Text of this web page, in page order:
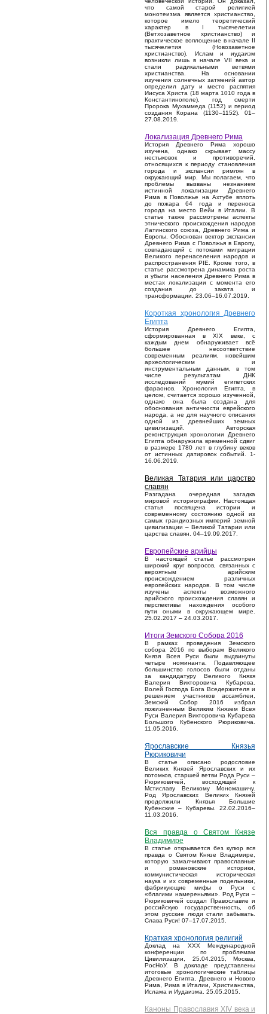
что самой старой религией
монотеизма является христианство,
которое имело теоретический
характер в I тысячелетии
(Ветхозаветное христианство) и
практическое воплощение в начале II
тысячелетия (Новозаветное
христианство). Ислам и иудаизм
возникли лишь в начале VII века и
стали радикальными ветвями
христианства. На основании
изучения солнечных затмений автор
определил дату и место распятия
Иисуса Христа (18 марта 1010 года в
Константинополе), год смерти
Пророка Мухаммеда (1152) и период
создания Корана (1130–1152). 01–
27.08.2019.
Локализация Древнего Рима
История Древнего Рима хорошо
изучена, однако скрывает массу
нестыковок и противоречий,
относящихся к периоду становления
города и экспансии римлян в
окружающий мир. Мы полагаем, что
проблемы вызваны незнанием
истинной локализации Древнего
Рима в Поволжье на Ахтубе вплоть
до пожара 64 года и переноса
города на место Вейи в Италии. В
статье также рассмотрены аспекты
этнического происхождения народов
Латинского союза, Древнего Рима и
Европы. Обоснован вектор экспансии
Древнего Рима с Поволжья в Европу,
совпадающий с потоками миграции
Великого перенаселения народов и
распространения PIE. Кроме того, в
статье рассмотрена динамика роста
и убыли населения Древнего Рима в
местах локализации с момента его
создания до заката и
трансформации. 23.06–16.07.2019.
Короткая хронология Древнего
Египта
История Древнего Египта,
сформированная в XIX веке, с
каждым днем обнаруживает всё
большее несоответствие
современным реалиям, новейшим
археологическим и
инструментальным данным, в том
числе результатам ДНК
исследований мумий египетских
фараонов. Хронология Египта, в
целом, считается хорошо изученной,
однако она была создана для
обоснования античности еврейского
народа, а не для научного описания
одной из древнейших земных
цивилизаций. Авторская
реконструкция хронологии Древнего
Египта обнаружила временной сдвиг
в размере 1780 лет в глубину веков
от истинных датировок событий. 1-
16.06.2019.
Великая Татария или царство
славян
Разгадана очередная загадка
мировой историографии. Настоящая
статья посвящена истории и
современному состоянию одной из
самых грандиозных империй земной
цивилизации – Великой Татарии или
царства славян. 04–19.09.2017.
Европейские арийцы
В настоящей статье рассмотрен
широкий круг вопросов, связанных с
вероятным арийским
происхождением различных
европейских народов. В том числе
изучены аспекты возможного
арийского происхождения славян и
перспективы нахождения особого
пути оными в окружающем мире.
25.02.2017 – 24.03.2017.
Итоги Земского Собора 2016
В рамках проведения Земского
собора 2016 по выборам Великого
Князя Всея Руси были выдвинуты
четыре номинанта. Подавляющее
большинство голосов были отданы
за кандидатуру Великого Князя
Валерия Викторовича Кубарева.
Волей Господа Бога Вседержителя и
решением участников ассамблеи,
Земский Собор 2016 избрал
пожизненным Великим Князем Всея
Руси Валерия Викторовича Кубарева
Большого Кубенского Рюриковича.
11.05.2016.
Ярославские Князья
Рюриковичи
В статье описано родословие
Великих Князей Ярославских и их
потомков, старшей ветви Рода Руси –
Рюриковичей, восходящей к
Мстиславу Великому Мономашичу.
Род Ярославских Великих Князей
продолжили Князья Большие
Кубенские – Кубаревы. 22.02.2016–
11.03.2016.
Вся правда о Святом Князе
Владимире
В статье открывается без купюр вся
правда о Святом Князе Владимире,
которую замалчивают православные
и романовские историки,
коммунистическая историческая
наука и их современные подельники,
фабрикующие мифы о Руси с
«благими намереньями». Род Руси –
Рюриковичей создал Православие и
российскую государственность, об
этом русские люди стали забывать.
Слава Руси! 07–17.07.2015.
Краткая хронология религий
Доклад на XXX Международной
конференции по проблемам
Цивилизации, 25.04.2015, Москва,
РосНоУ. В докладе представлены
итоговые хронологические таблицы
Древнего Египта, Древнего и Нового
Рима, Рима в Италии, Христианства,
Ислама и Иудаизма. 25.05.2015.
Каноны Православия XIV века и